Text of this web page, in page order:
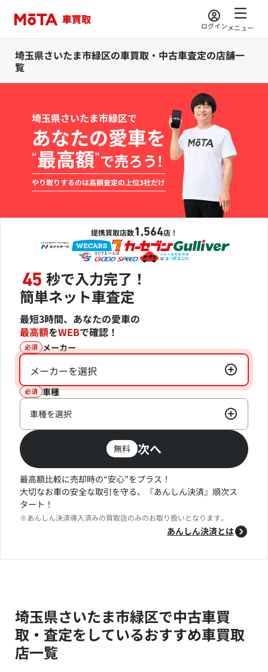
ログインメニュー
埼玉県さいたま市緑区の車買取・中古車査定の店舗一
覧
埼玉県さいたま市緑区で
あなたの愛車を
“最高額”で売ろう!
やり取りするのは高額査定の上位3社だけ
提携買取店数1,564店！
45 秒で入力完了！
簡単ネット車査定
最短3時間、あなたの愛車の
最高額をWEBで確認！
必須 メーカー
メーカーを選択
必須 車種
車種を選択
無料 次へ
最高額比較に売却時の“安心”をプラス！
大切なお車の安全な取引を守る、『あんしん決済』順次ス
タート！
※あんしん決済導入済みの買取店のみのお取り扱いとなります。
あんしん決済とは
埼玉県さいたま市緑区で中古車買
取・査定をしているおすすめ車買取
店一覧